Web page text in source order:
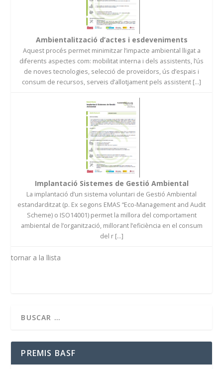
Ambientalització d’actes i esdeveniments
Aquest procés permet minimitzar l’impacte ambiental lligat a
diferents aspectes com: mobilitat interna i dels assistents, l’ús
de noves tecnologies, selecció de proveïdors, ús d’espais i
consum de recursos, serveis d’allotjament pels assistent [...]
Implantació Sistemes de Gestió Ambiental
La implantació d’un sistema voluntari de Gestió Ambiental
estandarditzat (p. Ex segons EMAS “Eco-Management and Audit
Scheme) o ISO14001) permet la millora del comportament
ambiental de l’organització, millorant l’eficiència en el consum
del r [...]
tornar a la llista
PREMIS BASF